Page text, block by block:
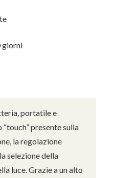
giorni
portatile e
presente sulla
la regolazione
selezione della
luce. Grazie a un alto